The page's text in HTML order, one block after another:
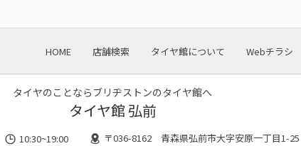
HOME 店舗検索 タイヤ館について Webチラシ
タイヤのことならブリヂストンのタイヤ館へ
タイヤ館 弘前
10:30~19:00 〒036-8162 青森県弘前市大字安原一丁目1-25